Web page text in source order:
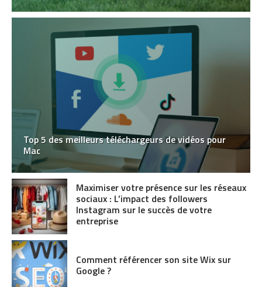
Top 5 des meilleurs téléchargeurs de vidéos pour
Mac
Maximiser votre présence sur les réseaux
sociaux : L’impact des followers
Instagram sur le succès de votre
entreprise
Comment référencer son site Wix sur
Google ?